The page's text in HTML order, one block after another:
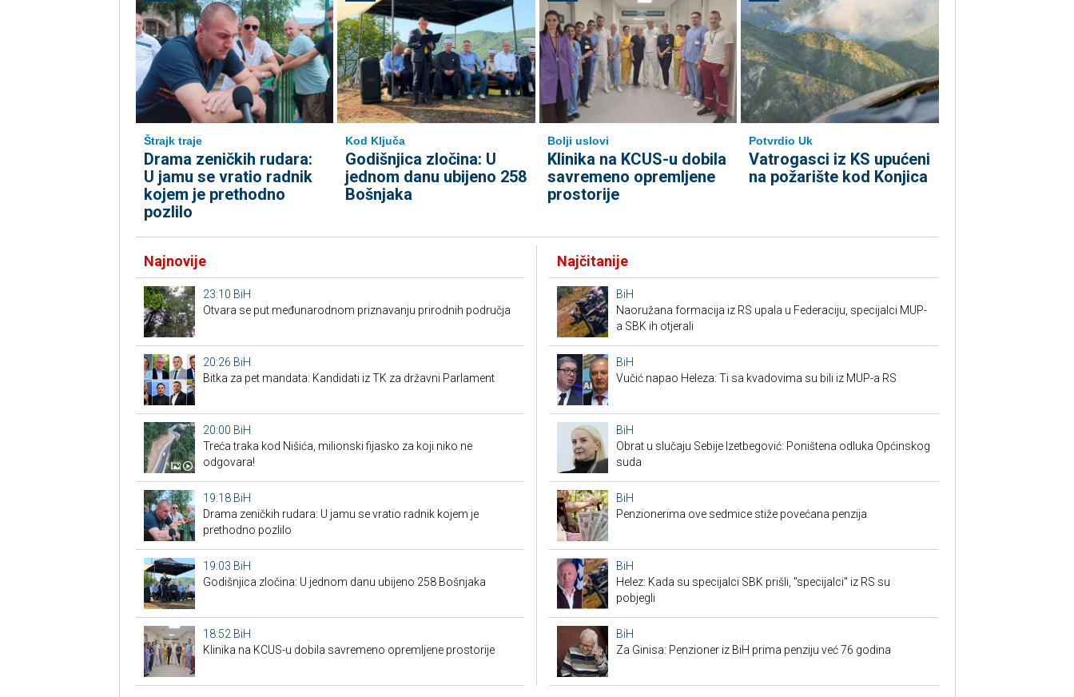
Štrajk traje
Drama zeničkih rudara:
U jamu se vratio radnik
kojem je prethodno
pozlilo
Kod Ključa
Godišnjica zločina: U
jednom danu ubijeno 258
Bošnjaka
Bolji uslovi
Klinika na KCUS-u dobila
savremeno opremljene
prostorije
Potvrdio Uk
Vatrogasci iz KS upućeni
na požarište kod Konjica
Najnovije
23:10 BiH
Otvara se put međunarodnom priznavanju prirodnih područja
20:26 BiH
Bitka za pet mandata: Kandidati iz TK za državni Parlament
20:00 BiH
Treća traka kod Nišića, milionski fijasko za koji niko ne
odgovara!
19:18 BiH
Drama zeničkih rudara: U jamu se vratio radnik kojem je
prethodno pozlilo
19:03 BiH
Godišnjica zločina: U jednom danu ubijeno 258 Bošnjaka
18:52 BiH
Klinika na KCUS-u dobila savremeno opremljene prostorije
Najčitanije
BiH
Naoružana formacija iz RS upala u Federaciju, specijalci MUP-
a SBK ih otjerali
BiH
Vučić napao Heleza: Ti sa kvadovima su bili iz MUP-a RS
BiH
Obrat u slučaju Sebije Izetbegović: Poništena odluka Općinskog
suda
BiH
Penzionerima ove sedmice stiže povećana penzija
BiH
Helez: Kada su specijalci SBK prišli, "specijalci" iz RS su
pobjegli
BiH
Za Ginisa: Penzioner iz BiH prima penziju već 76 godina